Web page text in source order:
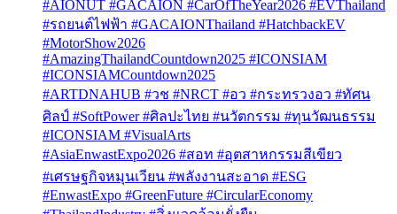
#AIONUT #GACAION #CarOfTheYear2026 #EVThailand
#รถยนต์ไฟฟ้า #GACAIONThailand #HatchbackEV
#MotorShow2026
#AmazingThailandCountdown2025 #ICONSIAM
#ICONSIAMCountdown2025
#ARTDNAHUB #วช #NRCT #อว #กระทรวงอว #ทัศน
ศิลป์ #SoftPower #ศิลปะไทย #นวัตกรรม #ทุนวัฒนธรรม
#ICONSIAM #VisualArts
#AsiaEnwastExpo2026 #สอท #อุตสาหกรรมสีเขียว
#เศรษฐกิจหมุนเวียน #พลังงานสะอาด #ESG
#EnwastExpo #GreenFuture #CircularEconomy